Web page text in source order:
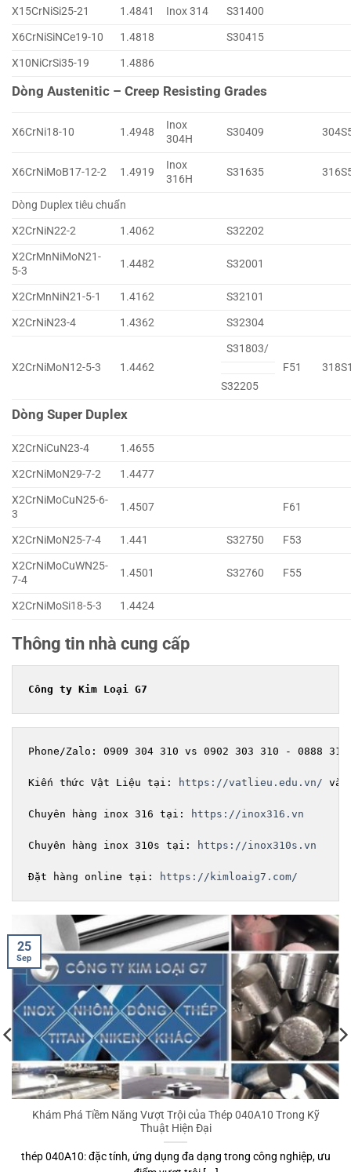
X15CrNiSi25-21
1.4841 Inox 314
S31400
X6CrNiSiNCe19-10
1.4818
S30415
X10NiCrSi35-19
1.4886
Dòng Austenitic – Creep Resisting Grades
X6CrNi18-10 1.4948
Inox
304H
S30409
X6CrNiMoB17-12-2 1.4919
Inox
316H
S31635
Dòng Duplex tiêu chuẩn
X2CrNiN22-2
1.4062
S32202
X2CrMnNiMoN21-
5-3
1.4482 S32001
X2CrMnNiN21-5-1 1.4162
S32101
X2CrNiN23-4
1.4362 S32304
X2CrNiMoN12-5-3 1.4462
S31803/
F51
S32205
Dòng Super Duplex
X2CrNiCuN23-4
1.4655
X2CrNiMoN29-7-2
1.4477
X2CrNiMoCuN25-6-
3
1.4507 F61
X2CrNiMoN25-7-4 1.441 S32750
F53
X2CrNiMoCuWN25-
7-4
1.4501 S32760 F55
X2CrNiMoSi18-5-3 1.4424
Thông tin nhà cung cấp
Công ty Kim Loại G7
Phone/Zalo: 0909 304 310 vs 0902 303 310 - 0888
Kiến thức Vật Liệu tại: https://vatlieu.edu.vn/ và
Chuyên hàng inox 316 tại: https://inox316.vn
Chuyên hàng inox 310s tại: https://inox310s.vn
Đặt hàng online tại: https://kimloaig7.com/
Thép 1.4713
Thép 1.4713 là vật liệu không thể thiếu trong các ứng dụng chịu
nhiệt độ [...]
20
Sep